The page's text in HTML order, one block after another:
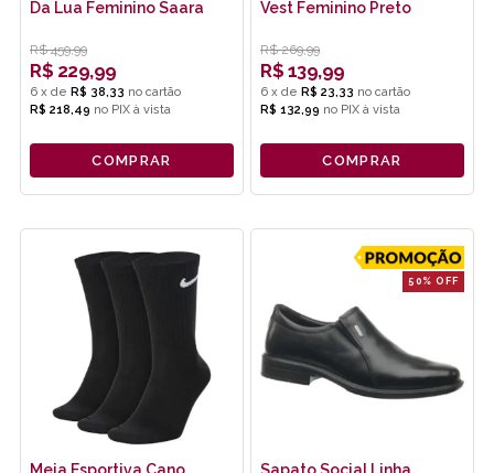
Da Lua Feminino Saara
R$ 459,99
R$ 229,99
6 x de R$ 38,33
R$ 218,49 no PIX
COMPRAR
Vest Feminino Preto
R$ 269,99
R$ 139,99
6 x de R$ 23,33
R$ 132,99 no PIX
COMPRAR
50% OFF